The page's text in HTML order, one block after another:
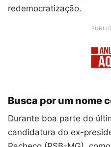
redemocratização.
Busca por um nome
Durante boa parte do
candidatura do ex-